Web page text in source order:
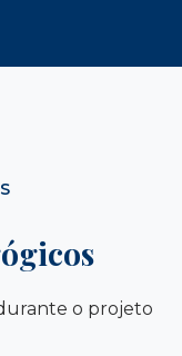
o projeto